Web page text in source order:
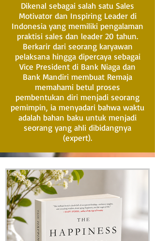
Dikenal sebagai salah satu Sales
Motivator dan Inspiring Leader di
Indonesia yang memiliki pengalaman
praktisi sales dan leader 20 tahun.
Berkarir dari seorang karyawan
pelaksana hingga dipercaya sebagai
Vice President di Bank Niaga dan
Bank Mandiri membuat Remaja
memahami betul proses
pembentukan diri menjadi seorang
pemimpin, ia menyadari bahwa waktu
adalah bahan baku untuk menjadi
seorang yang ahli dibidangnya
(expert).